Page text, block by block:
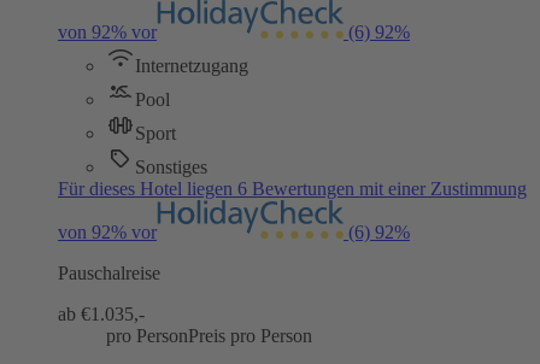
von 92% vor (6) 92%
Internetzugang
Pool
Sport
Sonstiges
Für dieses Hotel liegen 6 Bewertungen mit einer Zustimmung
von 92% vor (6) 92%
Pauschalreise
ab €1.035,-
pro PersonPreis pro Person